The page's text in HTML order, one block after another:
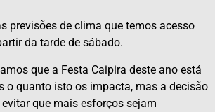
previsões de clima que temos acesso
da tarde de sábado.
que a Festa Caipira deste ano está
o quanto isto os impacta, mas a decisão
que mais esforços sejam